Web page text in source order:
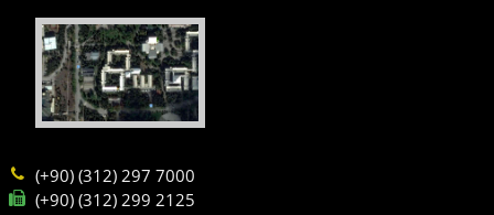
(+90) (312) 297 7000
(+90) (312) 299 2125